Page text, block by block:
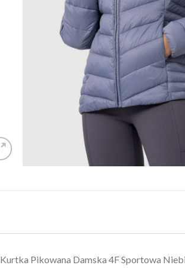
Kurtka Pikowana Damska 4F Sportowa